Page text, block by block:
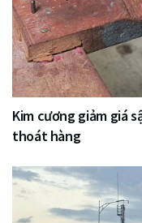
Kim cương giảm giá
thoát hàng